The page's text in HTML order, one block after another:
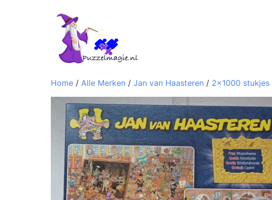
Home / Alle Merken / Jan van Haasteren / 2x1000 stukjes